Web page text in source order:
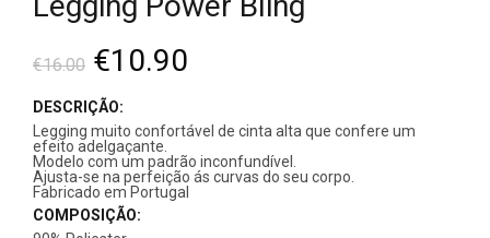
€16.00 €10.90
DESCRIÇÃO:
Legging muito confortável de cinta alta que confere um
efeito adelgaçante.
Modelo com um padrão inconfundível.
Ajusta-se na perfeição ás curvas do seu corpo.
Fabricado em Portugal
COMPOSIÇÃO: